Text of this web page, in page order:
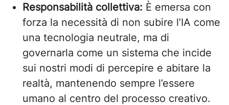
Responsabilità collettiva: È emersa con
forza la necessità di non subire l’IA come
una tecnologia neutrale, ma di
governarla come un sistema che incide
sui nostri modi di percepire e abitare la
realtà, mantenendo sempre l’essere
umano al centro del processo creativo.